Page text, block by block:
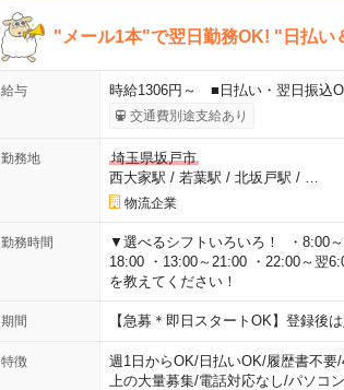
"メール1本"で翌日勤務OK! "日払い
給与 時給1306円～ ■日払い・翌日振込
交通費別途支給あり
勤務地
埼玉県坂戸市
西大家駅 / 若葉駅 / 北坂戸駅 /
物流企業
勤務時間
▼選べるシフトいろいろ！ ・8:00
18:00 ・13:00～21:00 ・22:00～翌
を教えてください！
期間 【急募＊即日スタートOK】登録後
特徴 週1日からOK/日払いOK/履歴書不要/
上の大量募集/電話対応なし/パソコ